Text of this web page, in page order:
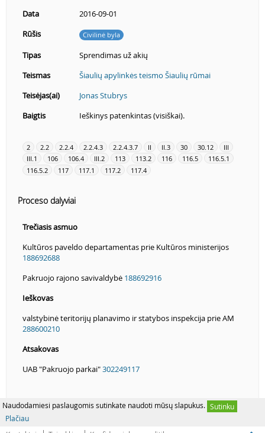
Naudodamiesi paslaugomis sutinkate naudoti mūsų slapukus. Sutinku
Plačiau
Data
2016-09-01
Rūšis
Civilinė byla
Tipas
Sprendimas už akių
Teismas
Šiaulių apylinkės teismo Šiaulių rūmai
Teisėjas(ai)
Jonas Stubrys
Baigtis
Ieškinys patenkintas (visiškai).
2 2.2 2.2.4 2.2.4.3 2.2.4.3.7 II II.3 30 30.12
III
III.1
106 106.4 III.2 113 113.2 116 116.5
116.5.1
116.5.2
117 117.1 117.2 117.4
Proceso dalyviai
Trečiasis asmuo
Kultūros paveldo departamentas prie Kultūros ministerijos
188692688
Pakruojo rajono savivaldybė 188692916
Ieškovas
valstybinė teritorijų planavimo ir statybos inspekcija prie AM
288600210
Atsakovas
UAB "Pakruojo parkai"302249117